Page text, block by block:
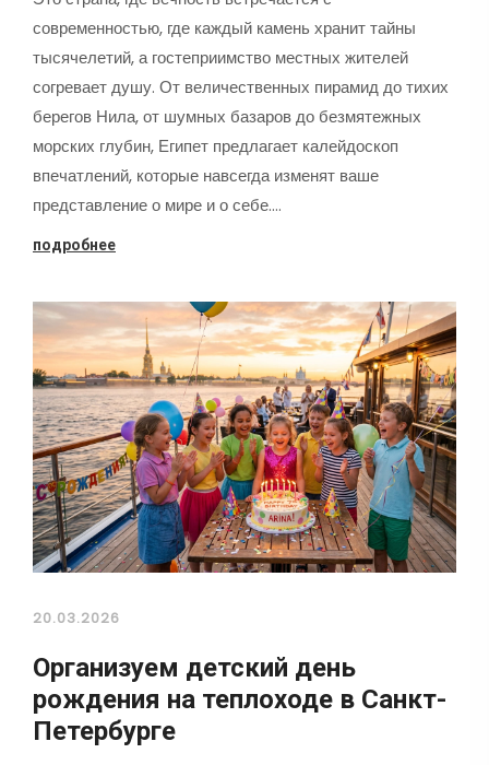
современностью, где каждый камень хранит тайны
тысячелетий, а гостеприимство местных жителей
согревает душу. От величественных пирамид до тихих
берегов Нила, от шумных базаров до безмятежных
морских глубин, Египет предлагает калейдоскоп
впечатлений, которые навсегда изменят ваше
представление о мире и о себе.…
подробнее
20.03.2026
Организуем детский день
рождения на теплоходе в Санкт-
Петербурге